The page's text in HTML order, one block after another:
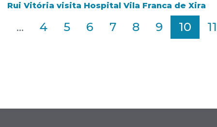
Rui Vitória visita Hospital Vila Franca de Xira
... 4 5 6 7 8 9 10 11